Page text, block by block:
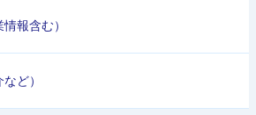
報含む）
ど）